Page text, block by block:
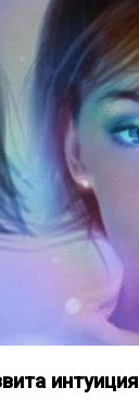
интуиция